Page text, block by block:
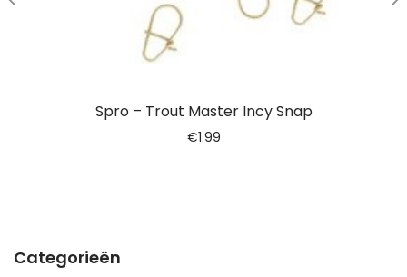
Spro – Trout Master Incy Snap
€1.99
Categorieën